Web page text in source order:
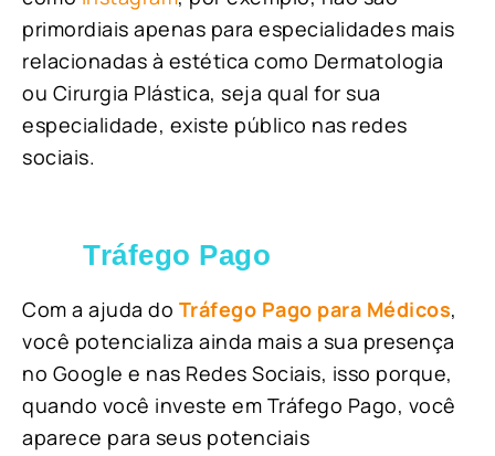
primordiais apenas para especialidades mais
relacionadas à estética como Dermatologia
ou Cirurgia Plástica, seja qual for sua
especialidade, existe público nas redes
sociais.
Tráfego Pago
Com a ajuda do Tráfego Pago para Médicos,
você potencializa ainda mais a sua presença
no Google e nas Redes Sociais, isso porque,
quando você investe em Tráfego Pago, você
aparece para seus potenciais